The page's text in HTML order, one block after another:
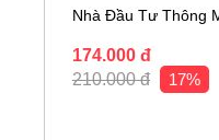
Nhà Đầu Tư Thông
174.000 đ
210.000 đ
17%